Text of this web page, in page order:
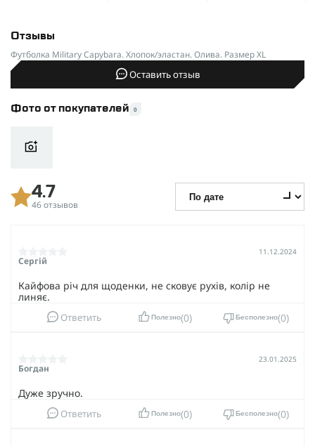
Отзывы
Футболка Military Capybara. Хлопок/эластан. Олива. Размер XL
Оставить отзыв
Фото от покупателей 0
4.7
46 отзывов
Сергій
11.12.2024
Кайфова річ для щоденки, не сковує рухів, колір не
линяє.
Ответить Полезно 0 Бесполезно 0
Богдан
23.01.2025
Дуже зручно.
Ответить Полезно 0 Бесполезно 0